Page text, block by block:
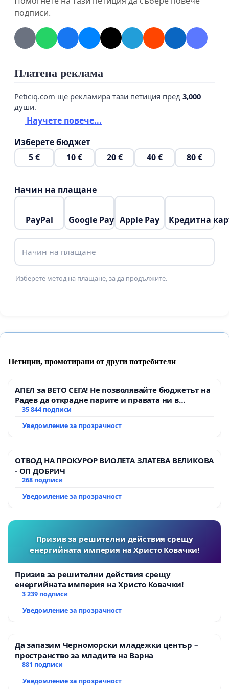
защитник на вота!
подписи.
Платена реклама
Peticiq.com ще рекламира тази петиция пред 3,000
души.
Научете повече...
Изберете бюджет
5 €
10 € 20 € 40 € 80 €
Начин на плащане
PayPal Google Pay Apple Pay Кредитна
Начин на плащане
Изберете метод на плащане, за да продължите.
Петиции, промотирани от други потребители
АПЕЛ за ВЕТО СЕГА! Не позволявайте бюджетът на
Радев да открадне парите и правата ни в
тъмното
35 844 подписи
Уведомление за прозрачност
ОТВОД НА ПРОКУРОР ВИОЛЕТА ЗЛАТЕВА ВЕЛИКОВА
- ОП ДОБРИЧ
268 подписи
Уведомление за прозрачност
Призив за решителни действия срещу
енергийната империя на Христо Ковачки!
Призив за решителни действия срещу
енергийната империя на Христо Ковачки!
3 239 подписи
Уведомление за прозрачност
Да запазим Черноморски младежки център –
пространство за младите на Варна
881 подписи
Уведомление за прозрачност